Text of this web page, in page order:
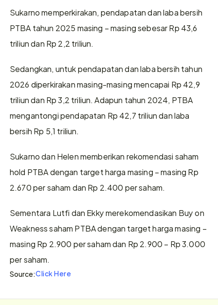
Sukarno memperkirakan, pendapatan dan laba bersih
PTBA tahun 2025 masing – masing sebesar Rp 43,6
triliun dan Rp 2,2 triliun.
Sedangkan, untuk pendapatan dan laba bersih tahun
2026 diperkirakan masing-masing mencapai Rp 42,9
triliun dan Rp 3,2 triliun. Adapun tahun 2024, PTBA
mengantongi pendapatan Rp 42,7 triliun dan laba
bersih Rp 5,1 triliun.
Sukarno dan Helen memberikan rekomendasi saham
hold PTBA dengan target harga masing – masing Rp
2.670 per saham dan Rp 2.400 per saham.
Sementara Lutfi dan Ekky merekomendasikan Buy on
Weakness saham PTBA dengan target harga masing –
masing Rp 2.900 per saham dan Rp 2.900 – Rp 3.000
per saham.
Source:Click Here